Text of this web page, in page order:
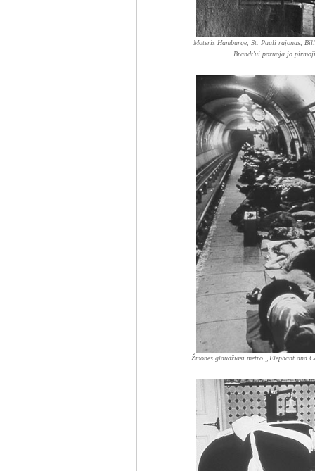
Moteris Hamburge, St. Pauli rajonas,
Brandt'ui pozuoja jo
Žmonės glaudžiasi metro „Elephant and